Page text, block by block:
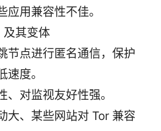
应用兼容性不佳。
及其变体
节点进行匿名通信，保护
速度。
、对监视友好性强。
大、某些网站对 Tor 兼容